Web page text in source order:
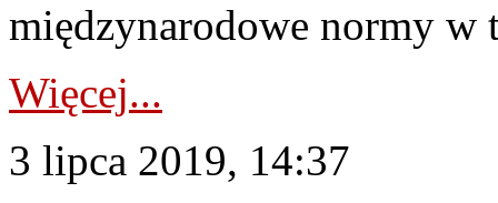
międzynarodowe normy w
Więcej...
3 lipca 2019, 14:37